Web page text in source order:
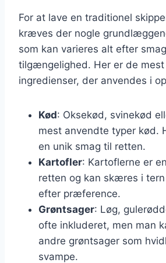
For at lave en traditionel
kræves der nogle
som kan varieres alt efter
tilgængelighed. Her er de mest
ingredienser, der anvendes i
Kød: Oksekød, svinekød
mest anvendte typer kød.
en unik smag til retten.
Kartofler: Kartoflerne er
retten og kan skæres i
efter præference.
Grøntsager: Løg,
ofte inkluderet, men man
andre grøntsager som
svampe.